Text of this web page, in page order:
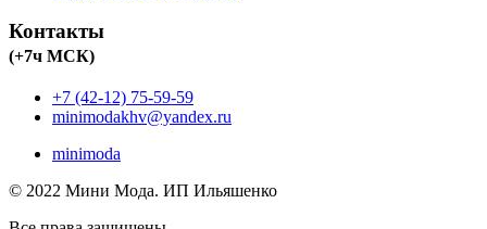
Контакты
(+7ч МСК)
+7 (42-12) 75-59-59
minimodakhv@yandex.ru
minimoda
© 2022 Мини Мода. ИП Ильяшенко